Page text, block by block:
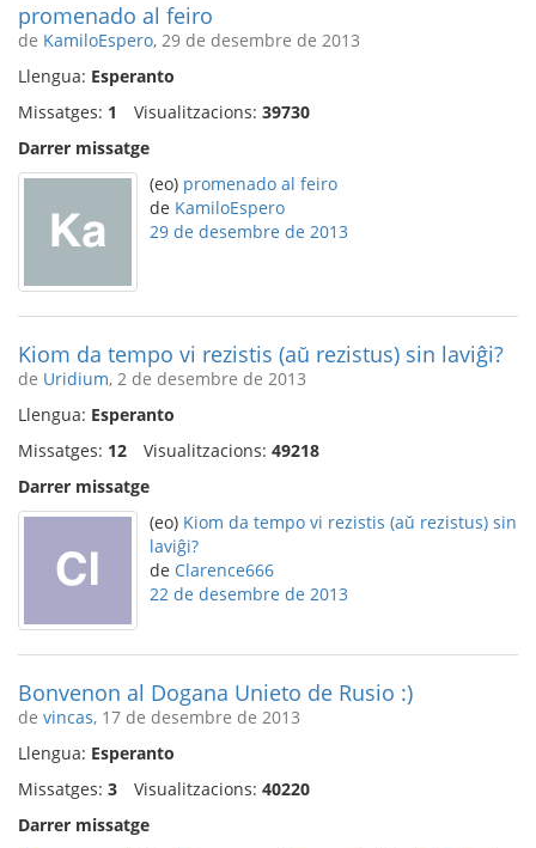
promenado al feiro
de KamiloEspero, 29 de desembre de 2013
Llengua: Esperanto
Missatges: 1 Visualitzacions: 39730
Darrer missatge
(eo) promenado al feiro
de KamiloEspero
29 de desembre de 2013
Kiom da tempo vi rezistis (aŭ rezistus) sin laviĝi?
de Uridium, 2 de desembre de 2013
Llengua: Esperanto
Missatges: 12 Visualitzacions: 49218
Darrer missatge
(eo) Kiom da tempo vi rezistis (aŭ rezistus) sin
laviĝi?
de Clarence666
22 de desembre de 2013
Bonvenon al Dogana Unieto de Rusio :)
de vincas, 17 de desembre de 2013
Llengua: Esperanto
Missatges: 3 Visualitzacions: 40220
Darrer missatge